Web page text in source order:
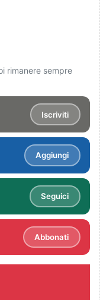
rimanere sempre
Iscriviti
Aggiungi
Seguici
Abbonati